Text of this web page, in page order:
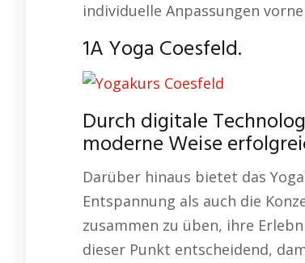
individuelle Anpassungen
1A Yoga Coesfeld.
Durch digitale
moderne Weise
Darüber hinaus bietet das
Entspannung als auch die
zusammen zu üben, ihre
dieser Punkt entscheidend,